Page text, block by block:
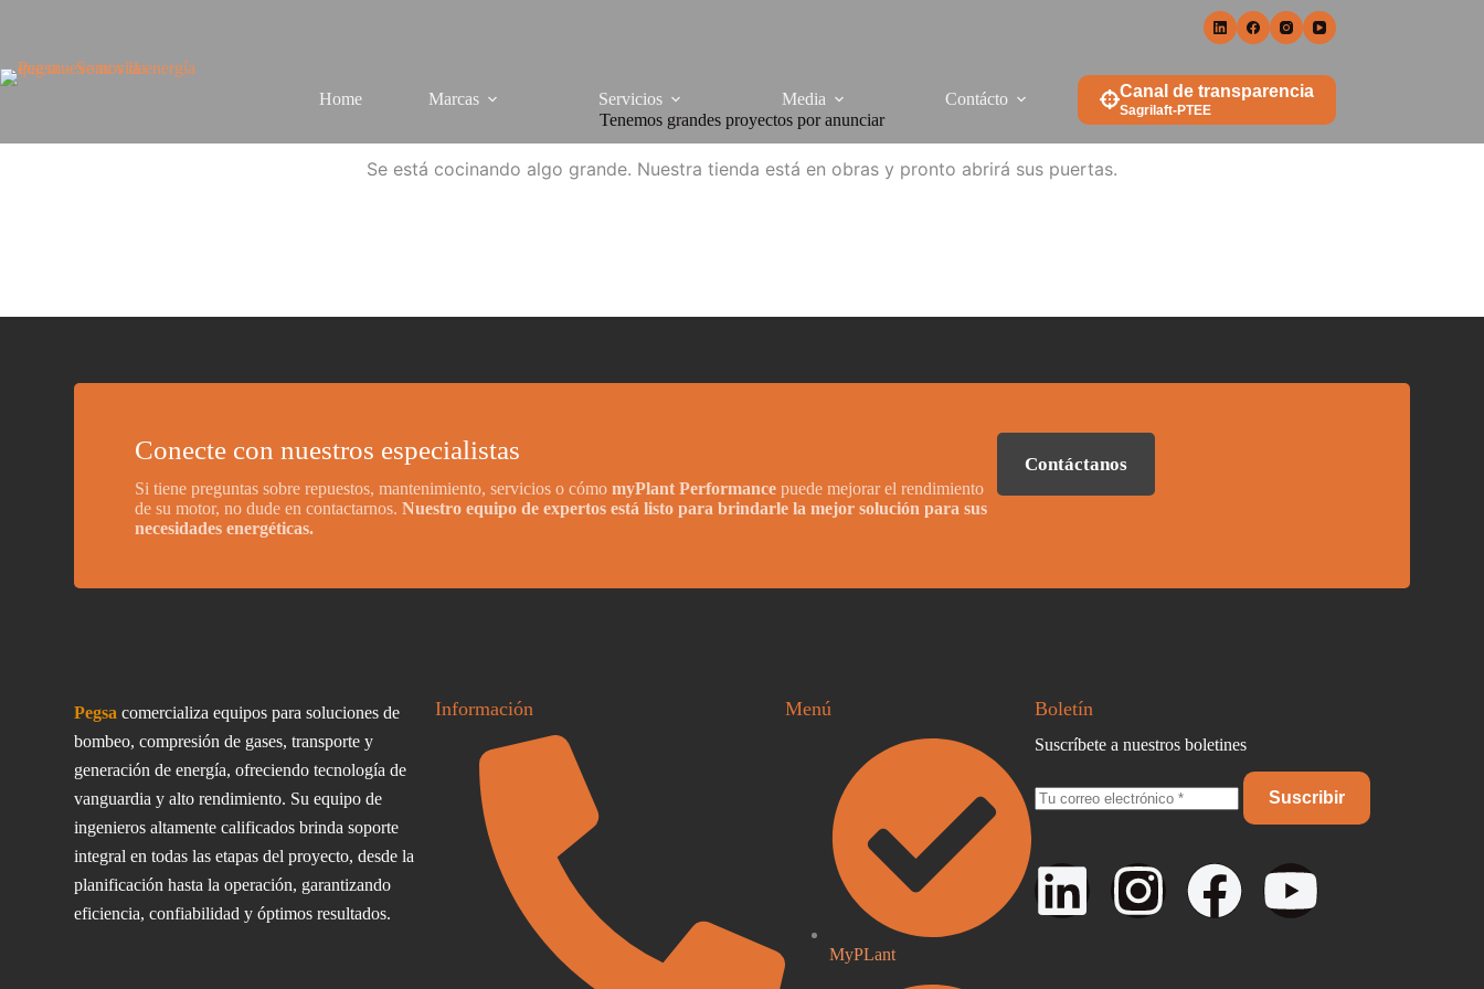
Home Marcas Servicios Media Contácto Canal de transparencia
Sagrilaft-PTEE
Tenemos grandes proyectos por anunciar
Se está cocinando algo grande. Nuestra tienda está en obras y pronto abrirá sus puertas.
Conecte con nuestros especialistas
Si tiene preguntas sobre repuestos, mantenimiento, servicios o cómomyPlant Performance puede mejorar el rendimiento
de su motor, no dude en contactarnos.Nuestro equipo de expertos está listo para brindarle la mejor solución para sus
necesidades energéticas.
Contáctanos
Pegsa comercializa equipos para soluciones de
bombeo, compresión de gases, transporte y
generación de energía, ofreciendo tecnología de
vanguardia y alto rendimiento. Su equipo de
ingenieros altamente calificados brinda soporte
integral en todas las etapas del proyecto, desde la
planificación hasta la operación, garantizando
eficiencia, confiabilidad y óptimos resultados.
Información Menú
MyPLant
Boletín
Suscríbete a nuestros boletines
Suscribir